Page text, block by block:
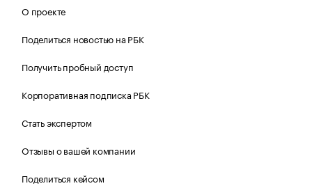
О проекте
Поделиться новостью на РБК
Получить пробный доступ
Корпоративная подписка РБК
Стать экспертом
Отзывы о вашей компании
Поделиться кейсом